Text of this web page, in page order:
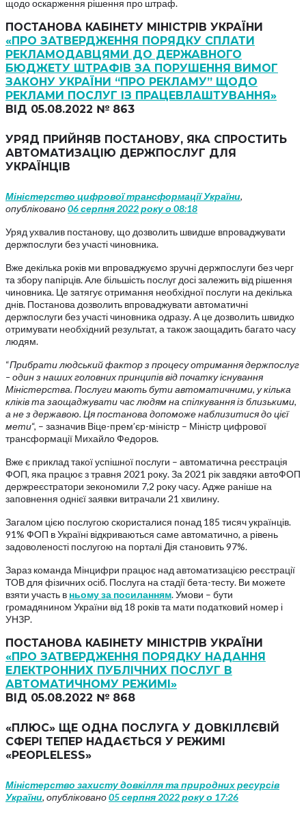
щодо оскарження рішення про штраф.
ПОСТАНОВА КАБІНЕТУ МІНІСТРІВ УКРАЇНИ
«ПРО ЗАТВЕРДЖЕННЯ ПОРЯДКУ СПЛАТИ
РЕКЛАМОДАВЦЯМИ ДО ДЕРЖАВНОГО
БЮДЖЕТУ ШТРАФІВ ЗА ПОРУШЕННЯ ВИМОГ
ЗАКОНУ УКРАЇНИ “ПРО РЕКЛАМУ” ЩОДО
РЕКЛАМИ ПОСЛУГ ІЗ ПРАЦЕВЛАШТУВАННЯ»
ВІД 05.08.2022 № 863
УРЯД ПРИЙНЯВ ПОСТАНОВУ, ЯКА СПРОСТИТЬ
АВТОМАТИЗАЦІЮ ДЕРЖПОСЛУГ ДЛЯ
УКРАЇНЦІВ
Міністерство цифрової трансформації України,
опубліковано06 серпня 2022 року о 08:18
Уряд ухвалив постанову, що дозволить швидше впроваджувати
держпослуги без участі чиновника.
Вже декілька років ми впроваджуємо зручні держпослуги без черг
та збору папірців. Але більшість послуг досі залежить від рішення
чиновника. Це затягує отримання необхідної послуги на декілька
днів. Постанова дозволить впроваджувати автоматичні
держпослуги без участі чиновника одразу. А це дозволить швидко
отримувати необхідний результат, а також заощадить багато часу
людям.
“Прибрати людський фактор з процесу отримання держпослуг
– один з наших головних принципів від початку існування
Міністерства. Послуги мають бути автоматичними, у кілька
кліків та заощаджувати час людям на спілкування із близькими,
а не з державою. Ця постанова допоможе наблизитися до цієї
мети“, – зазначив Віце-прем’єр-міністр – Міністр цифрової
трансформації Михайло Федоров.
Вже є приклад такої успішної послуги – автоматична реєстрація
ФОП, яка працює з травня 2021 року. За 2021 рік завдяки автоФОП
держреєстратори зекономили 7,2 року часу. Адже раніше на
заповнення однієї заявки витрачали 21 хвилину.
Загалом цією послугою скористалися понад 185 тисяч українців.
91% ФОП в Україні відкриваються саме автоматично, а рівень
задоволеності послугою на порталі Дія становить 97%.
Зараз команда Мінцифри працює над автоматизацією реєстрації
ТОВ для фізичних осіб. Послуга на стадії бета-тесту. Ви можете
взяти участь в ньому за посиланням. Умови – бути
громадянином України від 18 років та мати податковий номер і
УНЗР.
ПОСТАНОВА КАБІНЕТУ МІНІСТРІВ УКРАЇНИ
«ПРО ЗАТВЕРДЖЕННЯ ПОРЯДКУ НАДАННЯ
ЕЛЕКТРОННИХ ПУБЛІЧНИХ ПОСЛУГ В
АВТОМАТИЧНОМУ РЕЖИМІ»
ВІД 05.08.2022 № 868
«ПЛЮС» ЩЕ ОДНА ПОСЛУГА У ДОВКІЛЛЄВІЙ
СФЕРІ ТЕПЕР НАДАЄТЬСЯ У РЕЖИМІ
«PEOPLELESS»
Міністерство захисту довкілля та природних ресурсів
України, опубліковано05 серпня 2022 року о 17:26